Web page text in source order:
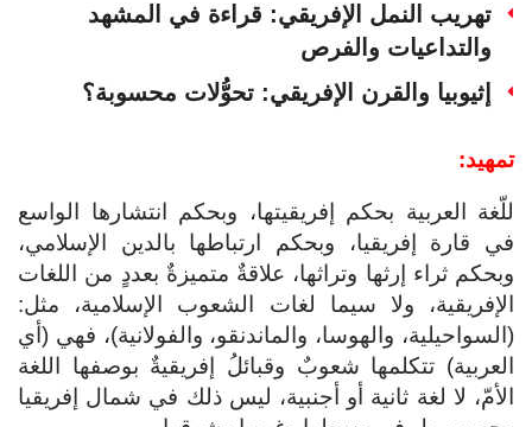
تهريب النمل الإفريقي: قراءة في المشهد
والتداعيات والفرص
إثيوبيا والقرن الإفريقي: تحوُّلات محسوبة؟
تمهيد:
للّغة العربية بحكم إفريقيتها، وبحكم انتشارها الواسع
في قارة إفريقيا، وبحكم ارتباطها بالدين الإسلامي،
وبحكم ثراء إرثها وتراثها، علاقةٌ متميزةٌ بعددٍ من اللغات
الإفريقية، ولا سيما لغات الشعوب الإسلامية، مثل:
(السواحيلية، والهوسا، والماندنقو، والفولانية)، فهي (أي
العربية) تتكلمها شعوبٌ وقبائلُ إفريقيةٌ بوصفها اللغة
الأمّ، لا لغة ثانية أو أجنبية، ليس ذلك في شمال إفريقيا